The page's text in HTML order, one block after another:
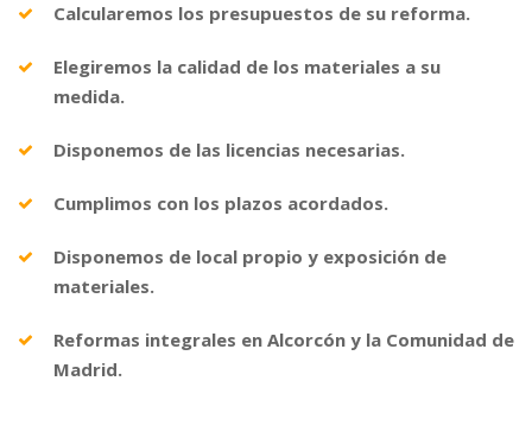
Calcularemos los presupuestos de su reforma.
Elegiremos la calidad de los materiales a su
medida.
Disponemos de las licencias necesarias.
Cumplimos con los plazos acordados.
Disponemos de local propio y exposición de
materiales.
Reformas integrales en Alcorcón y la Comunidad de
Madrid.